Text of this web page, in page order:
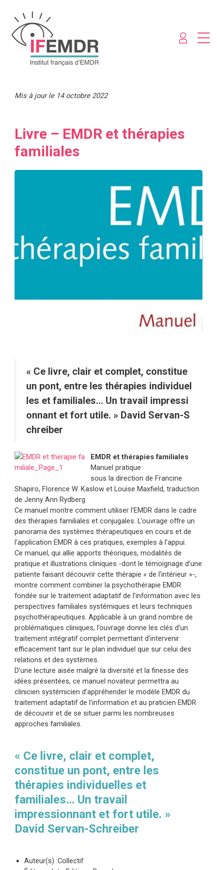
Livre – EMDR et thérapies
familiales
Mis à jour le 14 octobre 2022
« Ce livre, clair et complet, constitue
un pont, entre les thérapies individuel
les et familiales… Un travail impressi
onnant et fort utile. » David Servan-S
chreiber
EMDR et thérapies familiales
Manuel pratique
sous la direction de Francine
Shapiro, Florence W. Kaslow et Louise Maxfield, traduction
de Jenny Ann Rydberg
Ce manuel montre comment utiliser l’EMDR dans le cadre
des thérapies familiales et conjugales. L’ouvrage offre un
panorama des systèmes thérapeutiques en cours et de
l’application EMDR à ces pratiques, exemples à l’appui.
Ce manuel, qui allie apports théoriques, modalités de
pratique et illustrations cliniques -dont le témoignage d’une
patiente faisant découvrir cette thérapie « de l’intérieur »-,
montre comment combiner la psychothérapie EMDR
fondée sur le traitement adaptatif de l’information avec les
perspectives familiales systémiques et leurs techniques
psychothérapeutiques. Applicable à un grand nombre de
problématiques cliniques, l’ouvrage donne les clés d’un
traitement intégratif complet permettant d’intervenir
efficacement tant sur le plan individuel que sur celui des
relations et des systèmes.
D’une lecture aisée malgré la diversité et la finesse des
idées présentées, ce manuel novateur permettra au
clinicien systémicien d’appréhender le modèle EMDR du
traitement adaptatif de l’information et au praticien EMDR
de découvrir et de se situer parmi les nombreuses
approches familiales.
« Ce livre, clair et complet,
constitue un pont, entre les
thérapies individuelles et
familiales… Un travail
impressionnant et fort utile. »
David Servan-Schreiber
Auteur(s) :Collectif